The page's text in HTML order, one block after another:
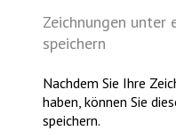
Zeichnungen unter
speichern
Nachdem Sie Ihre
haben, können Sie
speichern.